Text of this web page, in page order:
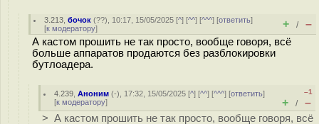
3.213 ,бочок (??), 10:17, 15/05/2025 [^] [^^] [^^^] [ответить]
[к модератору] + / –
А кастом прошить не так просто, вообще говоря, всё
больше аппаратов продаются без разблокировки
бутлоадера.
4.239 ,Аноним (-), 17:32, 15/05/2025 [^] [^^] [^^^] [ответить]
[к модератору]
–1
+ / –
> А кастом прошить не так просто, вообще говоря, всё